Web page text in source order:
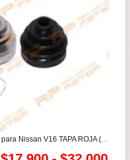
PROMO RP – Junta de homocinética para Nissan V16 TAPA ROJA (COPA ANCHA)